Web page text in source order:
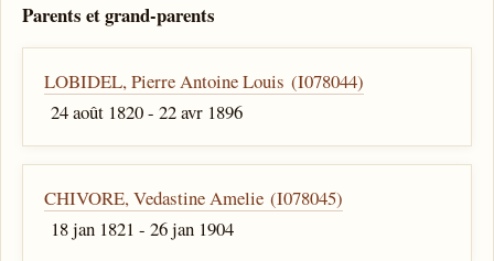
Parents et grand-parents
LOBIDEL, Pierre Antoine Louis (I078044)
24 août 1820 - 22 avr 1896
CHIVORE, Vedastine Amelie (I078045)
18 jan 1821 - 26 jan 1904